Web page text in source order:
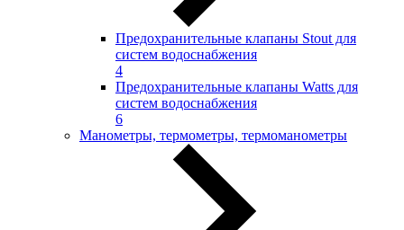
Предохранительные клапаны Stout для
систем водоснабжения
4
Предохранительные клапаны Watts для
систем водоснабжения
6
Манометры, термометры, термоманометры